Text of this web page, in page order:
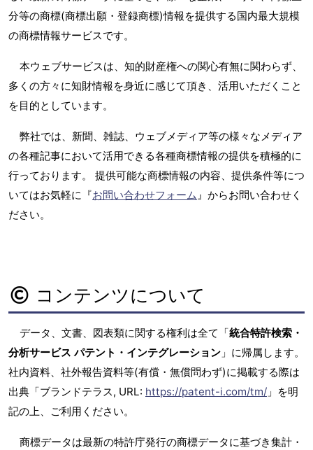
分等の商標(商標出願・登録商標)情報を提供する国内最大規模
の商標情報サービスです。
本ウェブサービスは、知的財産権への関心有無に関わらず、
多くの方々に知財情報を身近に感じて頂き、活用いただくこと
を目的としています。
弊社では、新聞、雑誌、ウェブメディア等の様々なメディア
の各種記事において活用できる各種商標情報の提供を積極的に
行っております。 提供可能な商標情報の内容、提供条件等につ
いてはお気軽に『お問い合わせフォーム』からお問い合わせく
ださい。
コンテンツについて
データ、文書、図表類に関する権利は全て「統合特許検索・
分析サービス パテント・インテグレーション 」に帰属します。
社内資料、社外報告資料等(有償・無償問わず)に掲載する際は
出典「ブランドテラス, URL: https://patent-i.com/tm/ 」を明
記の上、ご利用ください。
商標データは最新の特許庁発行の商標データに基づき集計・